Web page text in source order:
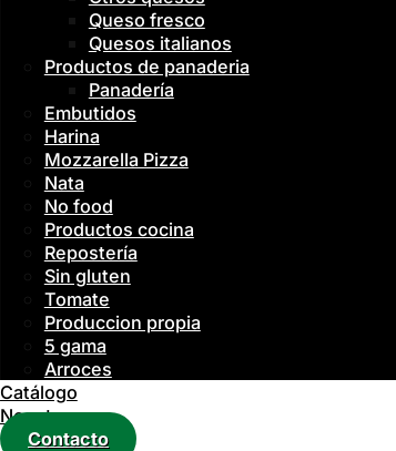
Queso fresco
Quesos italianos
Productos de panaderia
Panadería
Embutidos
Harina
Mozzarella Pizza
Nata
No food
Productos cocina
Repostería
Sin gluten
Tomate
Produccion propia
5 gama
Arroces
Catálogo
Nosotros
Contacto